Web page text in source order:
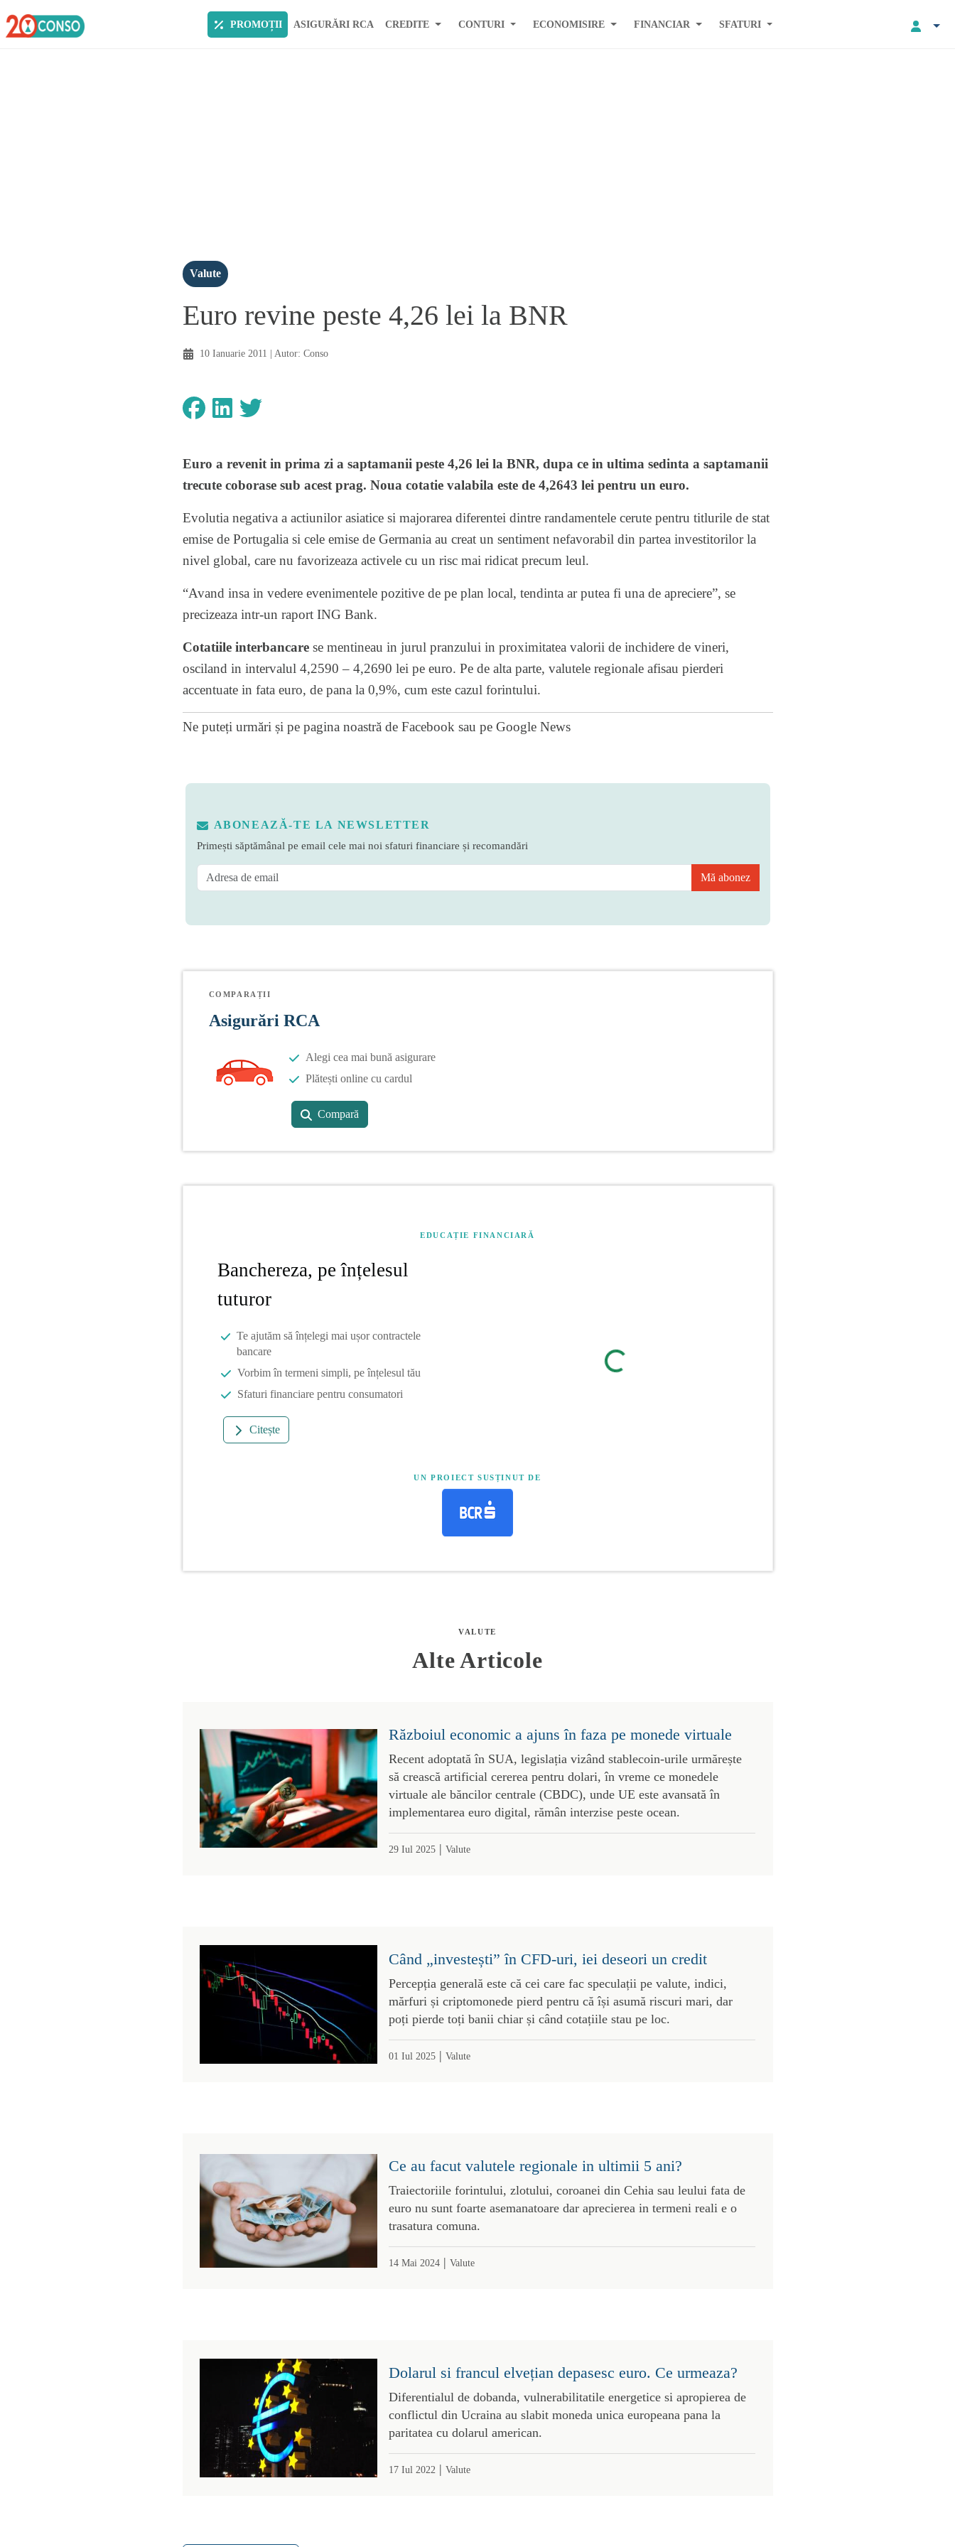
PROMOȚII ASIGURĂRI RCA CREDITE CONTURI ECONOMISIRE FINANCIAR SFATURI
Valute
Euro revine peste 4,26 lei la BNR
10 Ianuarie 2011 | Autor: Conso
Euro a revenit in prima zi a saptamanii peste 4,26 lei la BNR, dupa ce in ultima sedinta a saptamanii
trecute coborase sub acest prag. Noua cotatie valabila este de 4,2643 lei pentru un euro.
Evolutia negativa a actiunilor asiatice si majorarea diferentei dintre randamentele cerute pentru titlurile de stat
emise de Portugalia si cele emise de Germania au creat un sentiment nefavorabil din partea investitorilor la
nivel global, care nu favorizeaza activele cu un risc mai ridicat precum leul.
“Avand insa in vedere evenimentele pozitive de pe plan local, tendinta ar putea fi una de apreciere”, se
precizeaza intr-un raport ING Bank.
Cotatiile interbancarese mentineau in jurul pranzului in proximitatea valorii de inchidere de vineri,
osciland in intervalul 4,2590 – 4,2690 lei pe euro. Pe de alta parte, valutele regionale afisau pierderi
accentuate in fata euro, de pana la 0,9%, cum este cazul forintului.
Ne puteți urmări și pe pagina noastră de Facebook sau pe Google News
ABONEAZĂ-TE LA NEWSLETTER
Primești săptămânal pe email cele mai noi sfaturi financiare și recomandări
Mă abonez
COMPARAȚII
Asigurări RCA
Alegi cea mai bună asigurare
Plătești online cu cardul
Compară
EDUCAȚIE FINANCIARĂ
Banchereza, pe înțelesul
tuturor
Te ajutăm să înțelegi mai ușor contractele
bancare
Vorbim în termeni simpli, pe înțelesul tău
Sfaturi financiare pentru consumatori
Citește
UN PROIECT SUSȚINUT DE
VALUTE
Alte Articole
Războiul economic a ajuns în faza pe monede virtuale
Recent adoptată în SUA, legislația vizând stablecoin-urile urmărește
să crească artificial cererea pentru dolari, în vreme ce monedele
virtuale ale băncilor centrale (CBDC), unde UE este avansată în
implementarea euro digital, rămân interzise peste ocean.
29 Iul 2025| Valute
Când „investești” în CFD-uri, iei deseori un credit
Percepția generală este că cei care fac speculații pe valute, indici,
mărfuri și criptomonede pierd pentru că își asumă riscuri mari, dar
poți pierde toți banii chiar și când cotațiile stau pe loc.
01 Iul 2025| Valute
Ce au facut valutele regionale in ultimii 5 ani?
Traiectoriile forintului, zlotului, coroanei din Cehia sau leului fata de
euro nu sunt foarte asemanatoare dar aprecierea in termeni reali e o
trasatura comuna.
14 Mai 2024| Valute
Dolarul si francul elvețian depasesc euro. Ce urmeaza?
Diferentialul de dobanda, vulnerabilitatile energetice si apropierea de
conflictul din Ucraina au slabit moneda unica europeana pana la
paritatea cu dolarul american.
17 Iul 2022 | Valute